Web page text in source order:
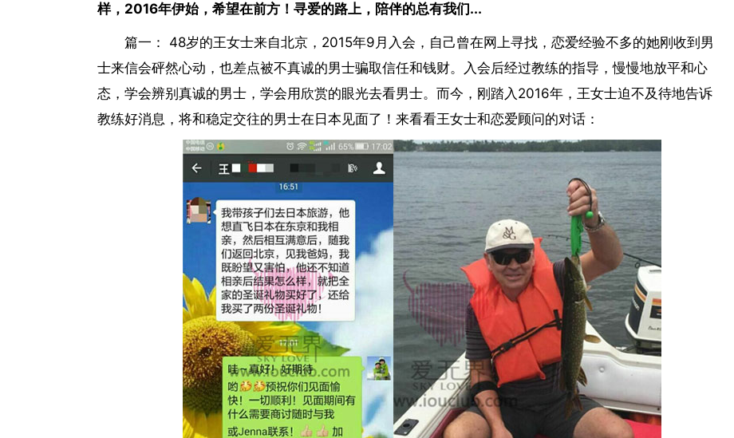
样，2016年伊始，希望在前方！寻爱的路上，陪伴的总有我们...
篇一： 48岁的王女士来自北京，2015年9月入会，自己曾在网上寻找，恋爱经验不多的她刚收到男
士来信会砰然心动，也差点被不真诚的男士骗取信任和钱财。入会后经过教练的指导，慢慢地放平和心
态，学会辨别真诚的男士，学会用欣赏的眼光去看男士。而今，刚踏入2016年，王女士迫不及待地告诉
教练好消息，将和稳定交往的男士在日本见面了！来看看王女士和恋爱顾问的对话：